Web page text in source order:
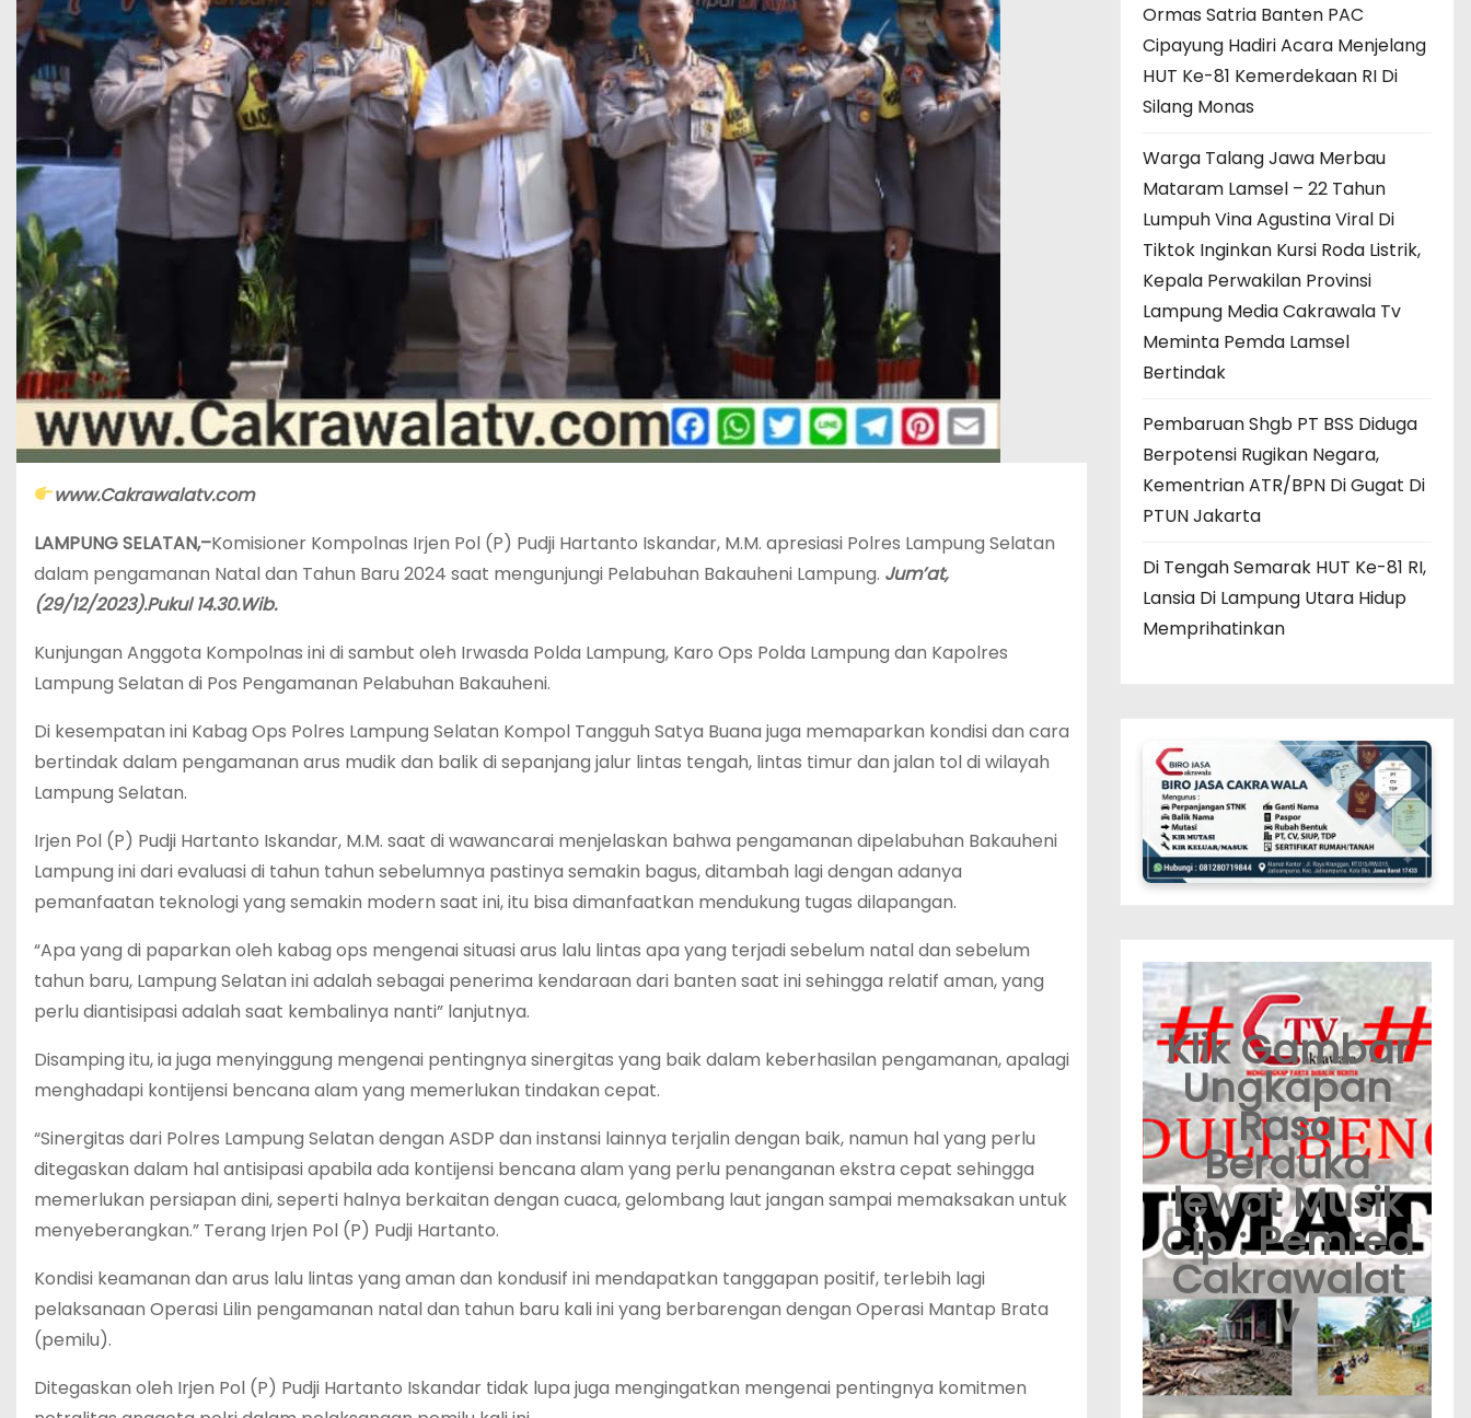
www.Cakrawalatv.com
LAMPUNG SELATAN,–Komisioner Kompolnas Irjen Pol (P) Pudji Hartanto Iskandar, M.M. apresiasi Polres Lampung Selatan
dalam pengamanan Natal dan Tahun Baru 2024 saat mengunjungi Pelabuhan Bakauheni Lampung. Jum’at,
(29/12/2023).Pukul 14.30.Wib.
Kunjungan Anggota Kompolnas ini di sambut oleh Irwasda Polda Lampung, Karo Ops Polda Lampung dan Kapolres
Lampung Selatan di Pos Pengamanan Pelabuhan Bakauheni.
Di kesempatan ini Kabag Ops Polres Lampung Selatan Kompol Tangguh Satya Buana juga memaparkan kondisi dan cara
bertindak dalam pengamanan arus mudik dan balik di sepanjang jalur lintas tengah, lintas timur dan jalan tol di wilayah
Lampung Selatan.
Irjen Pol (P) Pudji Hartanto Iskandar, M.M. saat di wawancarai menjelaskan bahwa pengamanan dipelabuhan Bakauheni
Lampung ini dari evaluasi di tahun tahun sebelumnya pastinya semakin bagus, ditambah lagi dengan adanya
pemanfaatan teknologi yang semakin modern saat ini, itu bisa dimanfaatkan mendukung tugas dilapangan.
“Apa yang di paparkan oleh kabag ops mengenai situasi arus lalu lintas apa yang terjadi sebelum natal dan sebelum
tahun baru, Lampung Selatan ini adalah sebagai penerima kendaraan dari banten saat ini sehingga relatif aman, yang
perlu diantisipasi adalah saat kembalinya nanti” lanjutnya.
Disamping itu, ia juga menyinggung mengenai pentingnya sinergitas yang baik dalam keberhasilan pengamanan, apalagi
menghadapi kontijensi bencana alam yang memerlukan tindakan cepat.
“Sinergitas dari Polres Lampung Selatan dengan ASDP dan instansi lainnya terjalin dengan baik, namun hal yang perlu
ditegaskan dalam hal antisipasi apabila ada kontijensi bencana alam yang perlu penanganan ekstra cepat sehingga
memerlukan persiapan dini, seperti halnya berkaitan dengan cuaca, gelombang laut jangan sampai memaksakan untuk
menyeberangkan.” Terang Irjen Pol (P) Pudji Hartanto.
Kondisi keamanan dan arus lalu lintas yang aman dan kondusif ini mendapatkan tanggapan positif, terlebih lagi
pelaksanaan Operasi Lilin pengamanan natal dan tahun baru kali ini yang berbarengan dengan Operasi Mantap Brata
(pemilu).
Ditegaskan oleh Irjen Pol (P) Pudji Hartanto Iskandar tidak lupa juga mengingatkan mengenai pentingnya komitmen
Ormas Satria Banten PAC
Cipayung Hadiri Acara Menjelang
HUT Ke-81 Kemerdekaan RI Di
Silang Monas
Warga Talang Jawa Merbau
Mataram Lamsel – 22 Tahun
Lumpuh Vina Agustina Viral Di
Tiktok Inginkan Kursi Roda Listrik,
Kepala Perwakilan Provinsi
Lampung Media Cakrawala Tv
Meminta Pemda Lamsel
Bertindak
Pembaruan Shgb PT BSS Diduga
Berpotensi Rugikan Negara,
Kementrian ATR/BPN Di Gugat Di
PTUN Jakarta
Di Tengah Semarak HUT Ke-81 RI,
Lansia Di Lampung Utara Hidup
Memprihatinkan
Klik Gambar
Ungkapan
Rasa
Berduka
lewat Musik
Cip : Pemred
Cakrawalat
v